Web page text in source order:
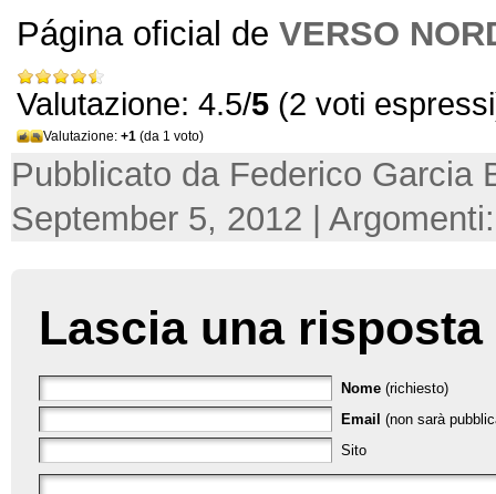
Página oficial de VERSO
Valutazione: 4.5/5 (2 voti
Valutazione: +1 (da 1 voto)
Pubblicato da Federico Garcia
September 5, 2012 |
Lascia una risposta
Nome (richiesto)
Email (non sarà
Sito